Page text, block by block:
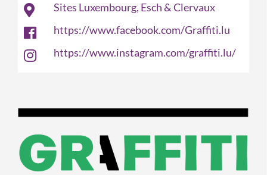
Sites Luxembourg, Esch & Clervaux
https://www.facebook.com/Graffiti.lu
https://www.instagram.com/graffiti.lu/